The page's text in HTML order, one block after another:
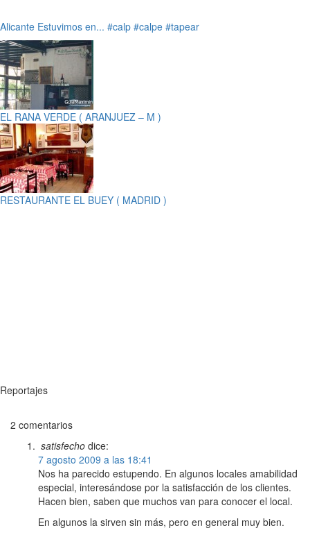
Alicante Estuvimos en... #calp #calpe #tapear
EL RANA VERDE ( ARANJUEZ – M )
RESTAURANTE EL BUEY ( MADRID )
Reportajes
2 comentarios
satisfecho dice:
7 agosto 2009 a las 18:41
Nos ha parecido estupendo. En algunos locales amabilidad
especial, interesándose por la satisfacción de los clientes.
Hacen bien, saben que muchos van para conocer el local.
En algunos la sirven sin más, pero en general muy bien.